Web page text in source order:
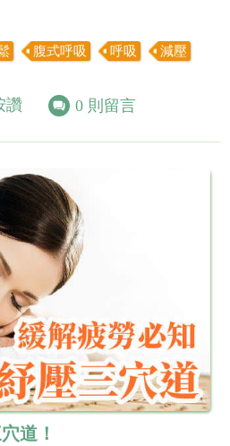
腹式呼吸 呼吸
減壓
讚 0 則留言
道！